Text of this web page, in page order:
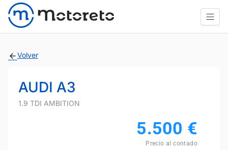
Volver
AUDI A3
1.9 TDI AMBITION
5.500 €
Precio al contado